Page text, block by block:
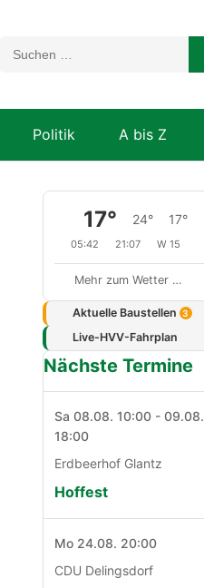
Politik A bis Z
17° 24° 17°
05:42 21:07 W 15
Mehr zum Wetter …
Aktuelle Baustellen 3
Live-HVV-Fahrplan
Nächste Termine
Sa 08.08. 10:00 - 09.08.
18:00
Erdbeerhof Glantz
Hoffest
Mo 24.08. 20:00
CDU Delingsdorf